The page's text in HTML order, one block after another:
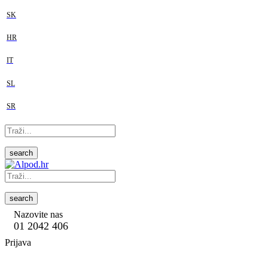
SK
HR
IT
SL
SR
search
search
Nazovite nas
01 2042 406
Prijava